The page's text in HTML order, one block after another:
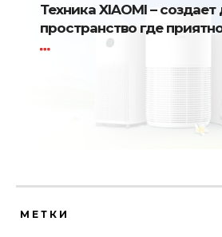
Техника XIAOMI –
пространство где
МЕТКИ